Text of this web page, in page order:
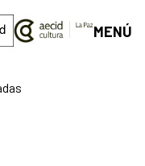
MENÚ